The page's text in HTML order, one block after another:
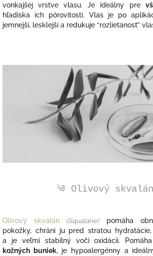
vonkajšej vrstve vlasu. Je ideálny pre
hľadiska ich pórovitosti. Vlas je po
jemnejší, lesklejší a redukuje “rozlietanosť”
༄ Olivový
Olivový skvalán (Squalane)pomáha
pokožky, chráni ju pred stratou
a je veľmi stabilný voči oxidácii.
kožných buniek, je hypoalergénny a